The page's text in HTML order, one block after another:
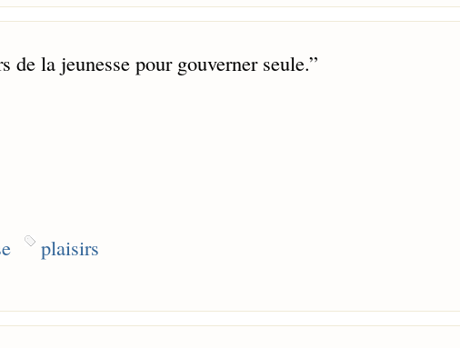
la jeunesse pour gouverner seule.”
plaisirs